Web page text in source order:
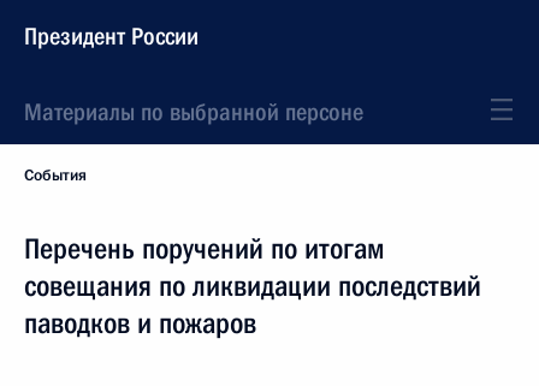
Президент России
Материалы по выбранной персоне
События
Перечень поручений по итогам
совещания по ликвидации последствий
паводков и пожаров